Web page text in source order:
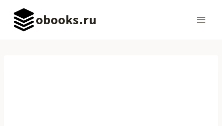
Перейти
содержимому
obooks.ru